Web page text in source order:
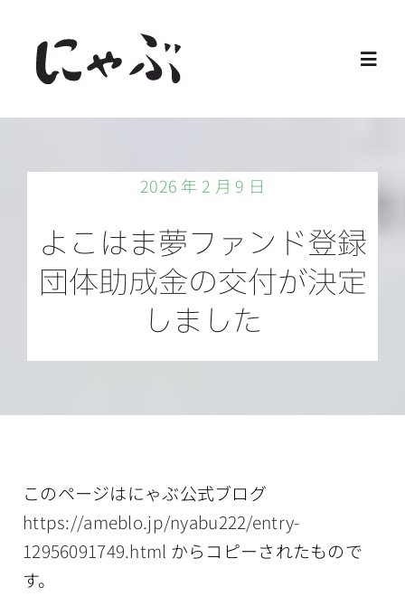
content
譲渡会
2026 年 2 月 9 日
よこはま夢ファンド登録
団体助成金の交付が決定
しました
このページはにゃぶ公式ブログ
https://ameblo.jp/nyabu222/entry-
12956091749.html からコピーされたもので
す。